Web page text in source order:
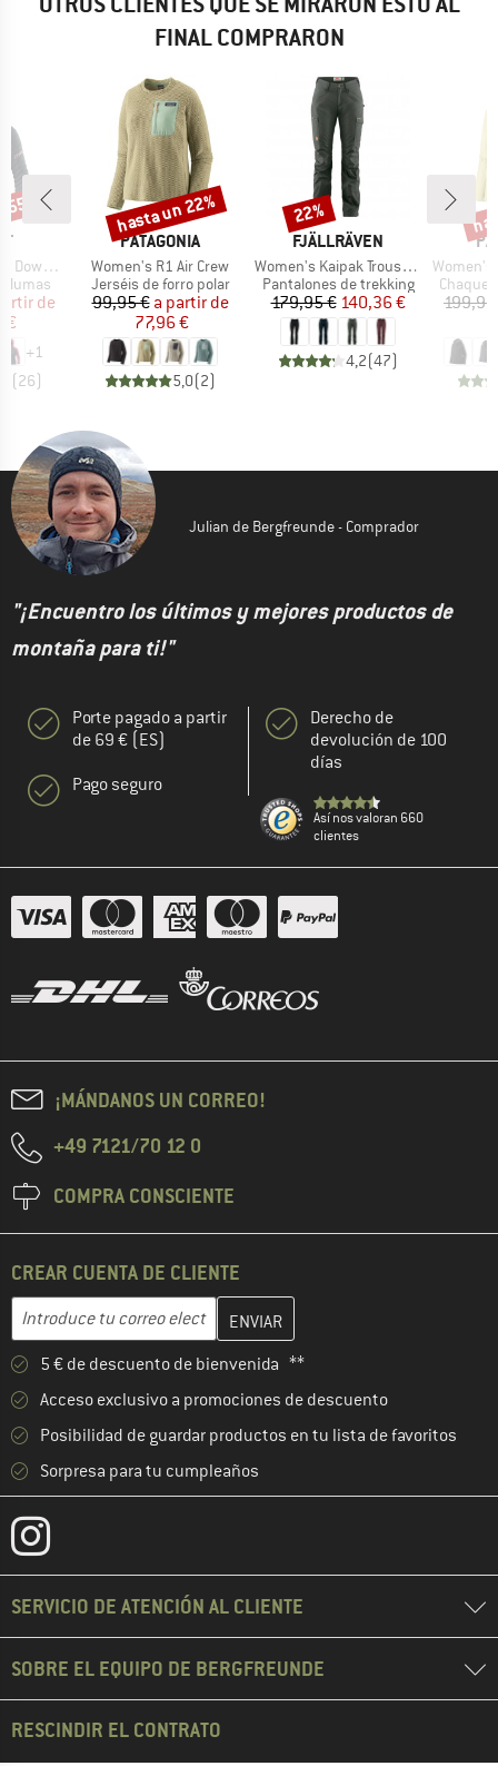
FINAL COMPRARON
Jacket
reducido
de
€
+1
(26)
MARCA
PATAGONIA
Artículo
Women's R1 Air Crew
Product group
Jerséis de forro polar
Precio
99,95 € Precio reducido
a partir de
77,96 €
5,0(2)
Descuento
hasta un 22%
MARCA
FJÄLLRÄVEN
Artículo
Women's Kaipak Trousers Curved
Product group
Pantalones de trekking
Precio
179,95 €Precio reducido
140,36 €
4,2(47)
Descuento
22%
Artículo
Women's
Product
Julian de Bergfreunde - Comprador
"¡Encuentro los últimos y mejores productos de
montaña para ti!"
Porte pagado a partir
de 69 € (ES)
Pago seguro
Derecho de
devolución de 100
días
Así nos valoran 660
clientes
¡MÁNDANOS UN CORREO!
+49 7121/70 12 0
COMPRA CONSCIENTE
CREAR CUENTA DE CLIENTE
Dirección de correo electrónico
Introduce aquí tu dirección de correo electrónico y crea tu
5 € de descuento de bienvenida **
Acceso exclusivo a promociones de descuento
Posibilidad de guardar productos en tu lista de favoritos
Sorpresa para tu cumpleaños
SERVICIO DE ATENCIÓN AL CLIENTE
SOBRE EL EQUIPO DE BERGFREUNDE
RESCINDIR EL CONTRATO